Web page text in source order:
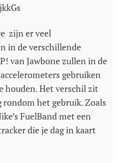
zijn er veel
in de verschillende
van Jawbone zullen in de
gebruiken
houden. Het verschil zit
het gebruik. Zoals
FuelBand met een
die je dag in kaart